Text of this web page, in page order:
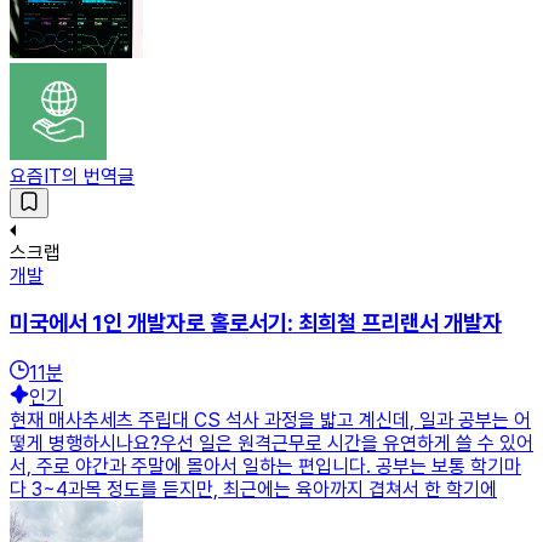
요즘IT의 번역글
스크랩
개발
미국에서 1인 개발자로 홀로서기: 최희철 프리랜서 개발자
11분
인기
현재 매사추세츠 주립대 CS 석사 과정을 밟고 계신데, 일과 공부는 어
떻게 병행하시나요?우선 일은 원격근무로 시간을 유연하게 쓸 수 있어
서, 주로 야간과 주말에 몰아서 일하는 편입니다. 공부는 보통 학기마
다 3~4과목 정도를 듣지만, 최근에는 육아까지 겹쳐서 한 학기에